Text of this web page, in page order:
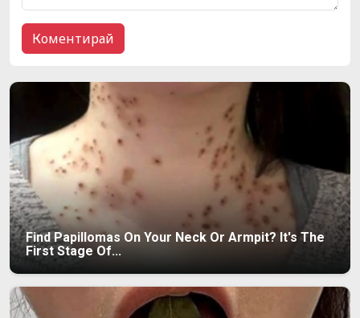
Find Papillomas On Your Neck Or Armpit? It's The
First Stage Of...